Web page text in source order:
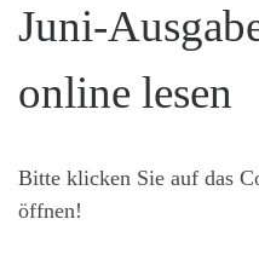
Juni-
online lesen
Bitte klicken Sie auf das
öffnen!